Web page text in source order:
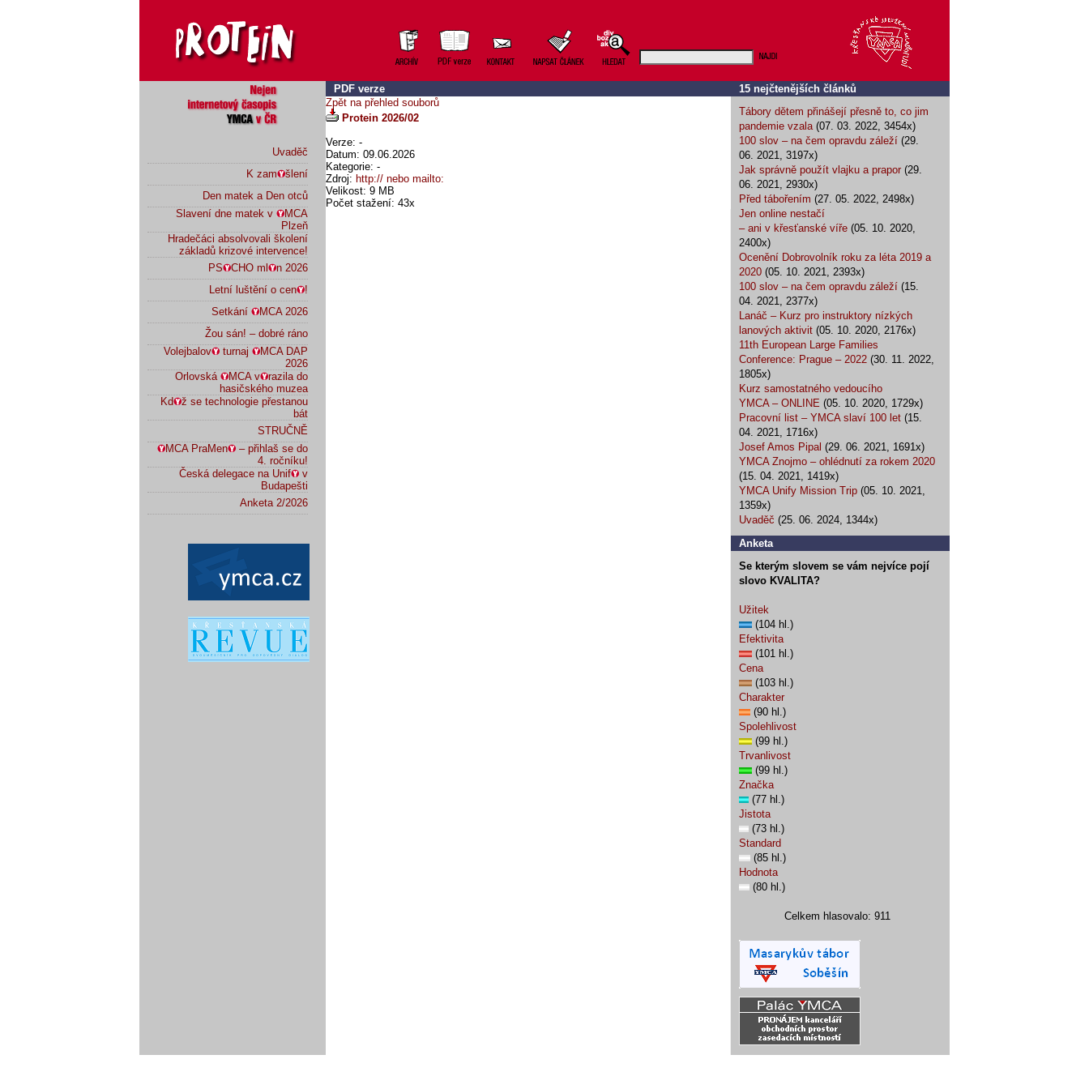
Uvaděč
K zam
šlení
Den matek a Den otců
Slavení dne matek v
MCA
Plzeň
Hradečáci absolvovali školení
základů krizové intervence!
PS
CHO ml
n 2026
Letní luštění o cen
!
Setkání
MCA 2026
Žou sán! – dobré ráno
Volejbalov
turnaj
MCA DAP
2026
Orlovská
MCA v
razila do
hasičského muzea
Kd
ž se technologie přestanou
bát
STRUČNĚ
MCA PraMen
– přihlaš se do
4. ročníku!
Česká delegace na Unif
v
Budapešti
Anketa 2/2026
PDF verze
Zpět na přehled souborů
Protein 2026/02
Verze: -
Datum: 09.06.2026
Kategorie: -
Zdroj: http:// nebo mailto:
Velikost: 9 MB
Počet stažení: 43x
15 nejčtenějších článků
Tábory dětem přinášejí přesně to, co jim
pandemie vzala(07. 03. 2022, 3454x)
100 slov – na čem opravdu záleží (29.
06. 2021, 3197x)
Jak správně použít vlajku a prapor (29.
06. 2021, 2930x)
Před tábořením (27. 05. 2022, 2498x)
Jen online nestačí
– ani v křesťanské víře (05. 10. 2020,
2400x)
Ocenění Dobrovolník roku za léta 2019 a
2020 (05. 10. 2021, 2393x)
100 slov – na čem opravdu záleží (15.
04. 2021, 2377x)
Lanáč – Kurz pro instruktory nízkých
lanových aktivit (05. 10. 2020, 2176x)
11th European Large Families
Conference: Prague – 2022 (30. 11. 2022,
1805x)
Kurz samostatného vedoucího
YMCA – ONLINE (05. 10. 2020, 1729x)
Pracovní list – YMCA slaví 100 let (15.
04. 2021, 1716x)
Josef Amos Pipal (29. 06. 2021, 1691x)
YMCA Znojmo – ohlédnutí za rokem 2020
(15. 04. 2021, 1419x)
YMCA Unify Mission Trip (05. 10. 2021,
1359x)
Uvaděč (25. 06. 2024, 1344x)
Anketa
Se kterým slovem se vám nejvíce pojí
slovo KVALITA?
Užitek
(104 hl.)
Efektivita
(101 hl.)
Cena
(103 hl.)
Charakter
(90 hl.)
Spolehlivost
(99 hl.)
Trvanlivost
(99 hl.)
Značka
(77 hl.)
Jistota
(73 hl.)
Standard
(85 hl.)
Hodnota
(80 hl.)
Celkem hlasovalo: 911